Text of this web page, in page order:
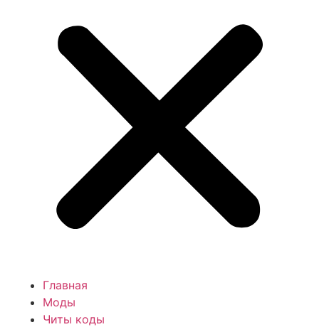
Главная
Моды
Читы коды